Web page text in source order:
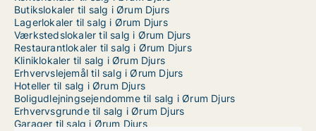
Butikslokaler til salg i Ørum Djurs
Lagerlokaler til salg i Ørum Djurs
Værkstedslokaler til salg i Ørum Djurs
Restaurantlokaler til salg i Ørum Djurs
Kliniklokaler til salg i Ørum Djurs
Erhvervslejemål til salg i Ørum Djurs
Hoteller til salg i Ørum Djurs
Boligudlejningsejendomme til salg i Ørum Djurs
Erhvervsgrunde til salg i Ørum Djurs
Garager til salg i Ørum Djurs